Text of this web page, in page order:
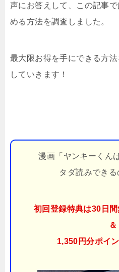
声にお答えして、この記事
める方法を調査しました。
最大限お得を手にできる方
していきます！
漫画「ヤンキーくん
タダ読みできる
初回登録特典は30日
＆
1,350円分ポイ